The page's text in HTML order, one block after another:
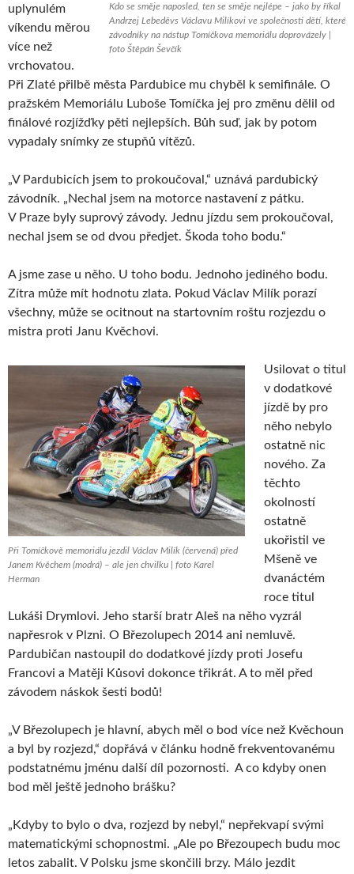
Kdo se směje naposled, ten se směje nejlépe – jako by říkal
Andrzej Lebeděvs Václavu Milíkovi ve společnosti dětí, které
závodníky na nástup Tomíčkova memoriálu doprovázely |
foto Štěpán Ševčík
uplynulém
víkendu měrou
více než
vrchovatou.
Při Zlaté přilbě města Pardubice mu chyběl k semifinále. O
pražském Memoriálu Luboše Tomíčka jej pro změnu dělil od
finálové rozjížďky pěti nejlepších. Bůh suď, jak by potom
vypadaly snímky ze stupňů vítězů.
„V Pardubicích jsem to prokoučoval,“ uznává pardubický
závodník. „Nechal jsem na motorce nastavení z pátku.
V Praze byly suprový závody. Jednu jízdu sem prokoučoval,
nechal jsem se od dvou předjet. Škoda toho bodu.“
A jsme zase u něho. U toho bodu. Jednoho jediného bodu.
Zítra může mít hodnotu zlata. Pokud Václav Milík porazí
všechny, může se ocitnout na startovním roštu rozjezdu o
mistra proti Janu Kvěchovi.
Při Tomíčkově memoriálu jezdil Václav Milík (červená) před
Janem Kvěchem (modrá) – ale jen chvilku | foto Karel
Herman
Usilovat o titul
v dodatkové
jízdě by pro
něho nebylo
ostatně nic
nového. Za
těchto
okolností
ostatně
ukořistil ve
Mšeně ve
dvanáctém
roce titul
Lukáši Drymlovi. Jeho starší bratr Aleš na něho vyzrál
napřesrok v Plzni. O Březolupech 2014 ani nemluvě.
Pardubičan nastoupil do dodatkové jízdy proti Josefu
Francovi a Matěji Kůsovi dokonce třikrát. A to měl před
závodem náskok šesti bodů!
„V Březolupech je hlavní, abych měl o bod více než Kvěchoun
a byl by rozjezd,“ dopřává v článku hodně frekventovanému
podstatnému jménu další díl pozornosti. A co kdyby onen
bod měl ještě jednoho brášku?
„Kdyby to bylo o dva, rozjezd by nebyl,“ nepřekvapí svými
matematickými schopnostmi. „Ale po Březoupech budu moc
letos zabalit. V Polsku jsme skončili brzy. Málo jezdit